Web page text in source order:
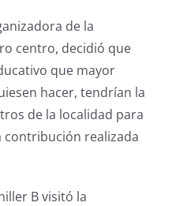
de la
centro, decidió que
que mayor
hacer, tendrían la
de la localidad para
contribución realizada
B visitó la